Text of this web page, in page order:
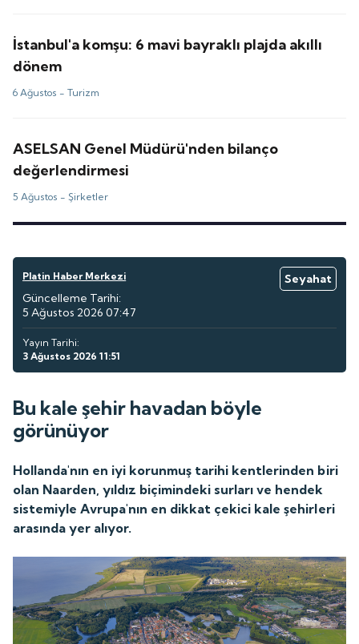
İstanbul'a komşu: 6 mavi bayraklı plajda akıllı
dönem
6 Ağustos -Turizm
ASELSAN Genel Müdürü'nden bilanço
değerlendirmesi
5 Ağustos - Şirketler
Platin Haber Merkezi
Seyahat
Güncelleme Tarihi:
5 Ağustos 2026 07:47
Yayın Tarihi:
3 Ağustos 2026 11:51
Bu kale şehir havadan böyle
görünüyor
Hollanda'nın en iyi korunmuş tarihi kentlerinden biri
olan Naarden, yıldız biçimindeki surları ve hendek
sistemiyle Avrupa'nın en dikkat çekici kale şehirleri
arasında yer alıyor.